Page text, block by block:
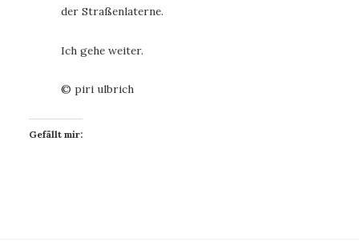
der Straßenlaterne.
Ich gehe weiter.
© piri ulbrich
Gefällt mir: